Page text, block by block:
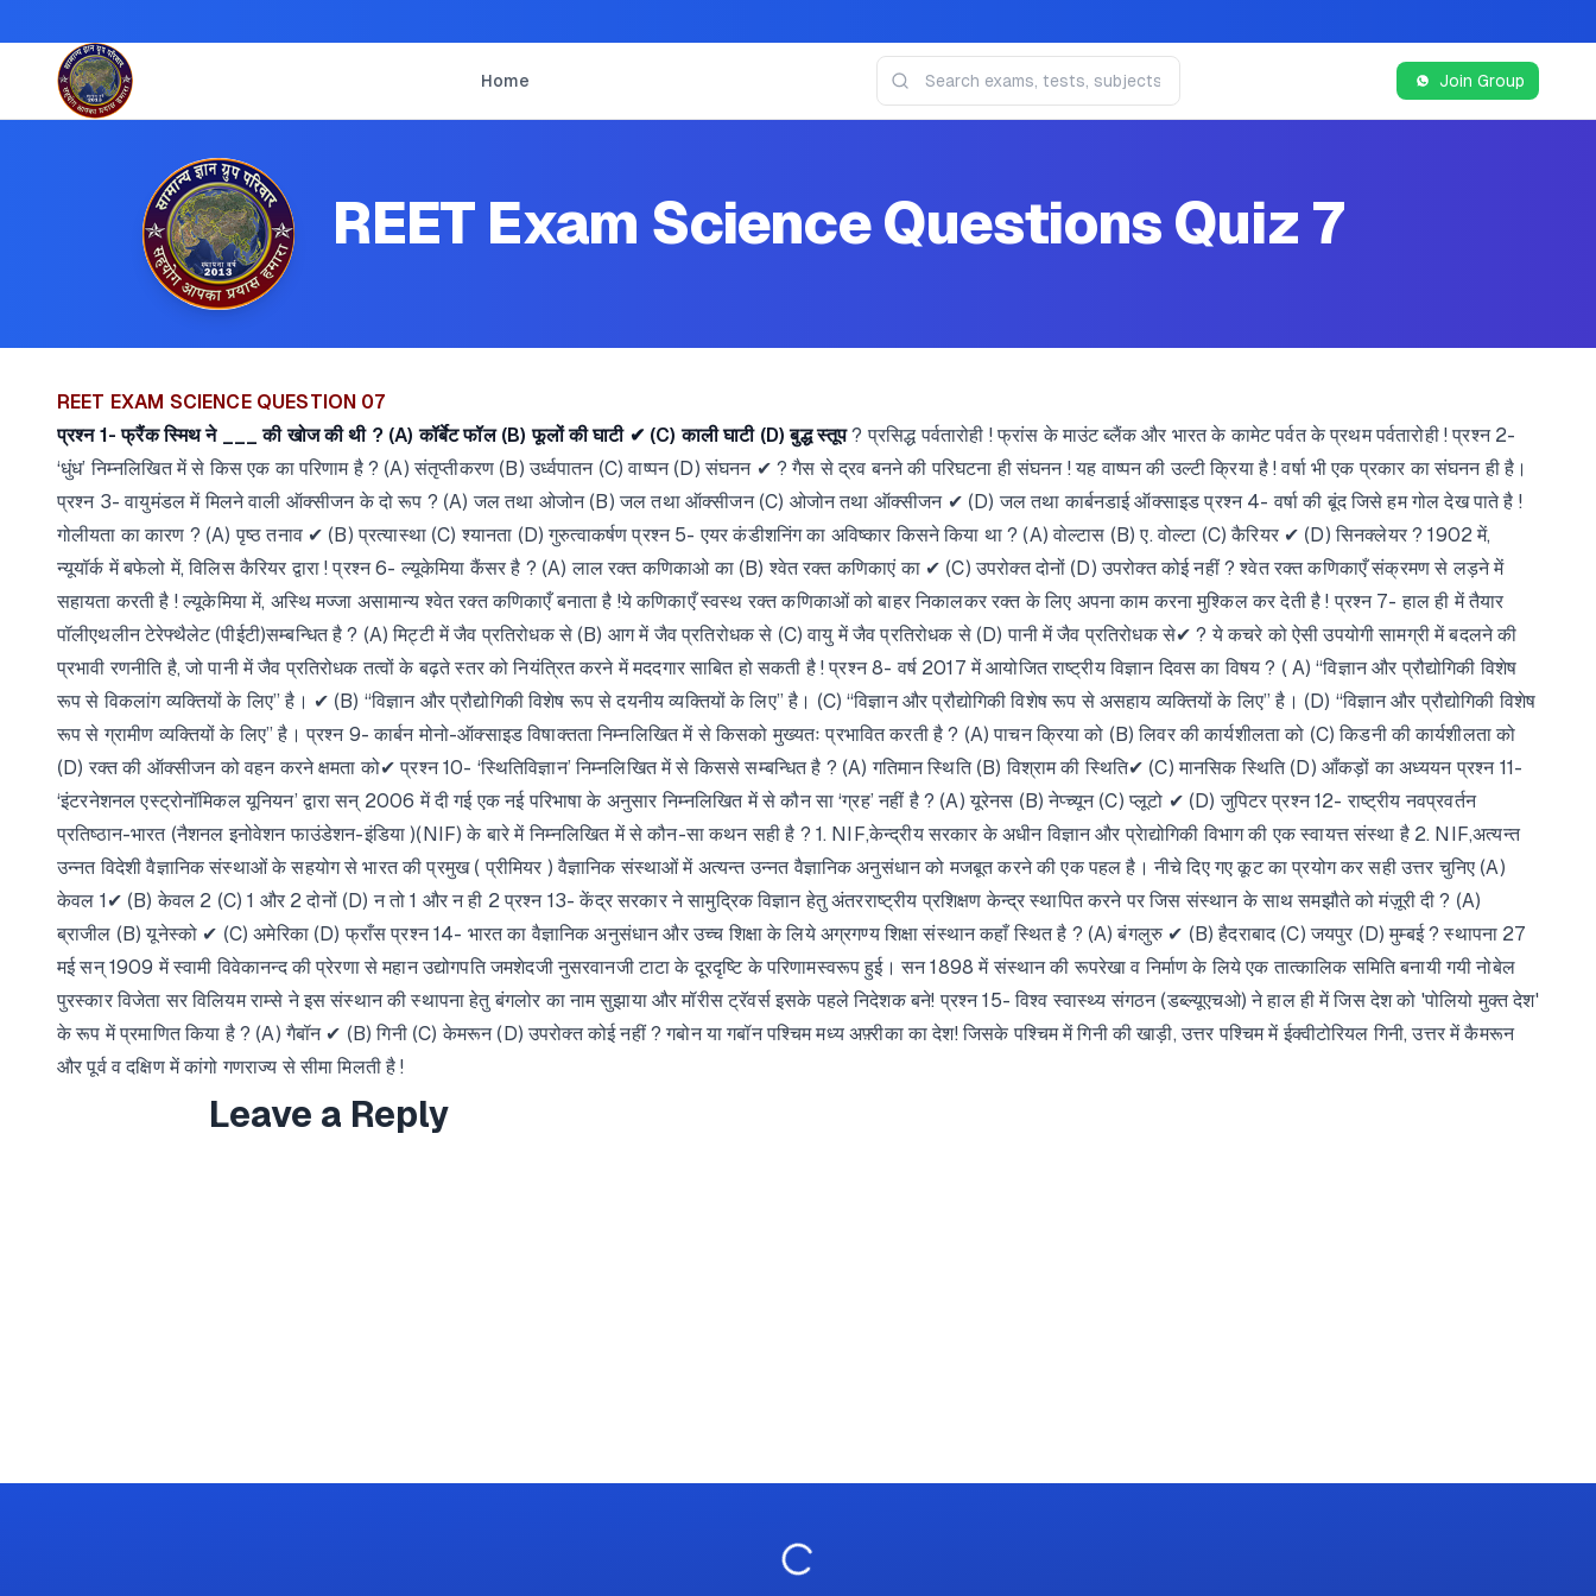
Home Join Group
REET Exam Science Questions Quiz 7
REET EXAM SCIENCE QUESTION 07
प्रश्न 1- फ्रैंक स्मिथ ने ___ की खोज की थी ? (A) कॉर्बेट फॉल (B) फूलों की घाटी ✔ (C) काली घाटी (D) बुद्ध स्तूप? प्रसिद्ध पर्वतारोही ! फ्रांस के माउंट ब्लैंक और भारत के कामेट पर्वत के प्रथम पर्वतारोही ! प्रश्न 2-
‘धुंध’ निम्नलिखित में से किस एक का परिणाम है ? (A) संतृप्तीकरण (B) उर्ध्वपातन (C) वाष्पन (D) संघनन ✔ ? गैस से द्रव बनने की परिघटना ही संघनन ! यह वाष्पन की उल्टी क्रिया है ! वर्षा भी एक प्रकार का संघनन ही है।
प्रश्न 3- वायुमंडल में मिलने वाली ऑक्सीजन के दो रूप ? (A) जल तथा ओजोन (B) जल तथा ऑक्सीजन (C) ओजोन तथा ऑक्सीजन ✔ (D) जल तथा कार्बनडाई ऑक्साइड प्रश्न 4- वर्षा की बूंद जिसे हम गोल देख पाते है !
गोलीयता का कारण ? (A) पृष्ठ तनाव ✔ (B) प्रत्यास्था (C) श्यानता (D) गुरुत्वाकर्षण प्रश्न 5- एयर कंडीशनिंग का अविष्कार किसने किया था ? (A) वोल्टास (B) ए. वोल्टा (C) कैरियर ✔ (D) सिनक्लेयर ? 1902 में,
न्यूयॉर्क में बफेलो में, विलिस कैरियर द्वारा ! प्रश्न 6- ल्यूकेमिया कैंसर है ? (A) लाल रक्त कणिकाओ का (B) श्वेत रक्त कणिकाएं का ✔ (C) उपरोक्त दोनों (D) उपरोक्त कोई नहीं ? श्वेत रक्त कणिकाएँ संक्रमण से लड़ने में
सहायता करती है ! ल्यूकेमिया में, अस्थि मज्जा असामान्य श्वेत रक्त कणिकाएँ बनाता है !ये कणिकाएँ स्वस्थ रक्त कणिकाओं को बाहर निकालकर रक्त के लिए अपना काम करना मुश्किल कर देती है ! प्रश्न 7- हाल ही में तैयार
पॉलीएथलीन टेरेफ्थैलेट (पीईटी)सम्बन्धित है ? (A) मिट्टी में जैव प्रतिरोधक से (B) आग में जैव प्रतिरोधक से (C) वायु में जैव प्रतिरोधक से (D) पानी में जैव प्रतिरोधक से✔ ? ये कचरे को ऐसी उपयोगी सामग्री में बदलने की
प्रभावी रणनीति है, जो पानी में जैव प्रतिरोधक तत्वों के बढ़ते स्तर को नियंत्रित करने में मददगार साबित हो सकती है ! प्रश्न 8- वर्ष 2017 में आयोजित राष्ट्रीय विज्ञान दिवस का विषय ? ( A) “विज्ञान और प्रौद्योगिकी विशेष
रूप से विकलांग व्यक्तियों के लिए” है। ✔ (B) “विज्ञान और प्रौद्योगिकी विशेष रूप से दयनीय व्यक्तियों के लिए” है। (C) “विज्ञान और प्रौद्योगिकी विशेष रूप से असहाय व्यक्तियों के लिए” है। (D) “विज्ञान और प्रौद्योगिकी विशेष
रूप से ग्रामीण व्यक्तियों के लिए” है। प्रश्न 9- कार्बन मोनो-ऑक्साइड विषाक्तता निम्नलिखित में से किसको मुख्यतः प्रभावित करती है ? (A) पाचन क्रिया को (B) लिवर की कार्यशीलता को (C) किडनी की कार्यशीलता को
(D) रक्त की ऑक्सीजन को वहन करने क्षमता को✔ प्रश्न 10- ‘स्थितिविज्ञान’ निम्नलिखित में से किससे सम्बन्धित है ? (A) गतिमान स्थिति (B) विश्राम की स्थिति✔ (C) मानसिक स्थिति (D) आँकड़ों का अध्ययन प्रश्न 11-
‘इंटरनेशनल एस्ट्रोनॉमिकल यूनियन’ द्वारा सन् 2006 में दी गई एक नई परिभाषा के अनुसार निम्नलिखित में से कौन सा ‘ग्रह’ नहीं है ? (A) यूरेनस (B) नेप्च्यून (C) प्लूटो ✔ (D) जुपिटर प्रश्न 12- राष्ट्रीय नवप्रवर्तन
प्रतिष्ठान-भारत (नैशनल इनोवेशन फाउंडेशन-इंडिया )(NIF) के बारे में निम्नलिखित में से कौन-सा कथन सही है ? 1. NIF,केन्द्रीय सरकार के अधीन विज्ञान और प्रेाद्योगिकी विभाग की एक स्वायत्त संस्था है 2. NIF,अत्यन्त
उन्नत विदेशी वैज्ञानिक संस्थाओं के सहयोग से भारत की प्रमुख ( प्रीमियर ) वैज्ञानिक संस्थाओं में अत्यन्त उन्नत वैज्ञानिक अनुसंधान को मजबूत करने की एक पहल है। नीचे दिए गए कूट का प्रयोग कर सही उत्तर चुनिए (A)
केवल 1✔ (B) केवल 2 (C) 1 और 2 दोनों (D) न तो 1 और न ही 2 प्रश्न 13- केंद्र सरकार ने सामुद्रिक विज्ञान हेतु अंतरराष्ट्रीय प्रशिक्षण केन्द्र स्थापित करने पर जिस संस्थान के साथ समझौते को मंज़ूरी दी ? (A)
ब्राजील (B) यूनेस्को ✔ (C) अमेरिका (D) फ्राँस प्रश्न 14- भारत का वैज्ञानिक अनुसंधान और उच्च शिक्षा के लिये अग्रगण्य शिक्षा संस्थान कहाँ स्थित है ? (A) बंगलुरु ✔ (B) हैदराबाद (C) जयपुर (D) मुम्बई ? स्थापना 27
मई सन् 1909 में स्वामी विवेकानन्द की प्रेरणा से महान उद्योगपति जमशेदजी नुसरवानजी टाटा के दूरदृष्टि के परिणामस्वरूप हुई। सन 1898 में संस्थान की रूपरेखा व निर्माण के लिये एक तात्कालिक समिति बनायी गयी नोबेल
पुरस्कार विजेता सर विलियम राम्से ने इस संस्थान की स्थापना हेतु बंगलोर का नाम सुझाया और मॉरीस ट्रॅवर्स इसके पहले निदेशक बने! प्रश्न 15- विश्व स्वास्थ्य संगठन (डब्ल्यूएचओ) ने हाल ही में जिस देश को 'पोलियो मुक्त देश'
के रूप में प्रमाणित किया है ? (A) गैबॉन ✔ (B) गिनी (C) केमरून (D) उपरोक्त कोई नहीं ? गबोन या गबॉन पश्चिम मध्य अफ़्रीका का देश! जिसके पश्चिम में गिनी की खाड़ी, उत्तर पश्चिम में ईक्वीटोरियल गिनी, उत्तर में कैमरून
और पूर्व व दक्षिण में कांगो गणराज्य से सीमा मिलती है !
Leave a Reply